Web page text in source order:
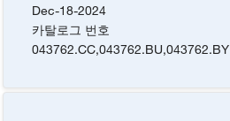
Dec-18-2024
카탈로그 번호
043762.CC,043762.BU,043762.BY